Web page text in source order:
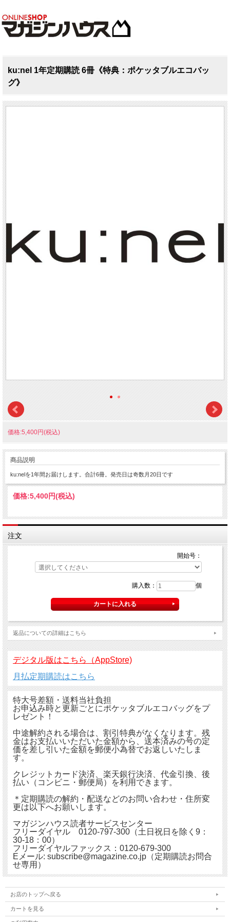
ku:nel 1年定期購読 6冊《特典：ポケッタブルエコバッ
グ》
価格:5,400円(税込)
商品説明
ku:nelを1年間お届けします。合計6冊。発売日は奇数月20日です
価格:5,400円(税込)
注文
開始号：
購入数： 個
返品についての詳細はこちら
デジタル版はこちら（AppStore)
月払定期購読はこちら
特大号差額・送料当社負担
お申込み時と更新ごとにポケッタブルエコバッグをプ
レゼント！
中途解約される場合は、割引特典がなくなります。残
金はお支払いいただいた金額から、送本済みの号の定
価を差し引いた金額を郵便小為替でお返しいたしま
す。
クレジットカード決済、楽天銀行決済、代金引換、後
払い（コンビニ・郵便局）を利用できます。
＊定期購読の解約・配送などのお問い合わせ・住所変
更は以下へお願いします。
マガジンハウス読者サービスセンター
フリーダイヤル 0120-797-300（土日祝日を除く9：
30-18：00）
フリーダイヤルファックス：0120-679-300
Eメール: subscribe@magazine.co.jp（定期購読お問合
せ専用）
お店のトップへ戻る
カートを見る